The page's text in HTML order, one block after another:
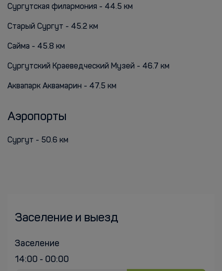
Сургутская филармония - 44.5 км
Старый Сургут - 45.2 км
Сайма - 45.8 км
Сургутский Краеведческий Музей - 46.7 км
Аквапарк Аквамарин - 47.5 км
Аэропорты
Сургут - 50.6 км
Заселение и выезд
Заселение
14:00 - 00:00